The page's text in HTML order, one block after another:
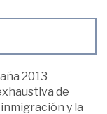
2013
de
y la